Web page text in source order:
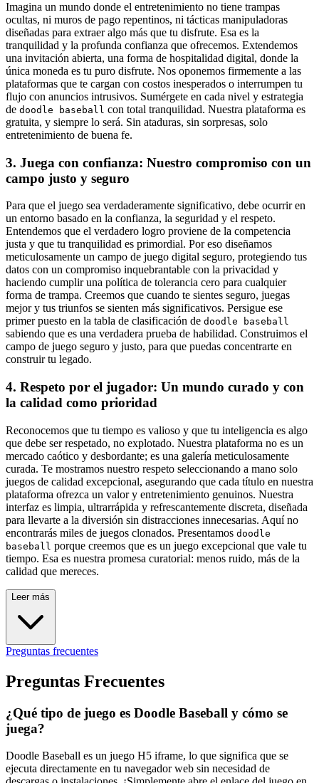
Imagina un mundo donde el entretenimiento no tiene trampas
ocultas, ni muros de pago repentinos, ni tácticas manipuladoras
diseñadas para extraer algo más que tu disfrute. Esa es la
tranquilidad y la profunda confianza que ofrecemos. Extendemos
una invitación abierta, una forma de hospitalidad digital, donde la
única moneda es tu puro disfrute. Nos oponemos firmemente a las
plataformas que te cargan con costos inesperados o interrumpen tu
flujo con anuncios intrusivos. Sumérgete en cada nivel y estrategia
de doodle baseball con total tranquilidad. Nuestra plataforma es
gratuita, y siempre lo será. Sin ataduras, sin sorpresas, solo
entretenimiento de buena fe.
3. Juega con confianza: Nuestro compromiso con un
campo justo y seguro
Para que el juego sea verdaderamente significativo, debe ocurrir en
un entorno basado en la confianza, la seguridad y el respeto.
Entendemos que el verdadero logro proviene de la competencia
justa y que tu tranquilidad es primordial. Por eso diseñamos
meticulosamente un campo de juego digital seguro, protegiendo tus
datos con un compromiso inquebrantable con la privacidad y
haciendo cumplir una política de tolerancia cero para cualquier
forma de trampa. Creemos que cuando te sientes seguro, juegas
mejor y tus triunfos se sienten más significativos. Persigue ese
primer puesto en la tabla de clasificación de doodle baseball
sabiendo que es una verdadera prueba de habilidad. Construimos el
campo de juego seguro y justo, para que puedas concentrarte en
construir tu legado.
4. Respeto por el jugador: Un mundo curado y con
la calidad como prioridad
Reconocemos que tu tiempo es valioso y que tu inteligencia es algo
que debe ser respetado, no explotado. Nuestra plataforma no es un
mercado caótico y desbordante; es una galería meticulosamente
curada. Te mostramos nuestro respeto seleccionando a mano solo
juegos de calidad excepcional, asegurando que cada título en nuestra
plataforma ofrezca un valor y entretenimiento genuinos. Nuestra
interfaz es limpia, ultrarrápida y refrescantemente discreta, diseñada
para llevarte a la diversión sin distracciones innecesarias. Aquí no
encontrarás miles de juegos clonados. Presentamos doodle
baseball porque creemos que es un juego excepcional que vale tu
tiempo. Esa es nuestra promesa curatorial: menos ruido, más de la
calidad que mereces.
Leer más
Preguntas frecuentes
Preguntas Frecuentes
¿Qué tipo de juego es Doodle Baseball y cómo se
juega?
Doodle Baseball es un juego H5 iframe, lo que significa que se
ejecuta directamente en tu navegador web sin necesidad de